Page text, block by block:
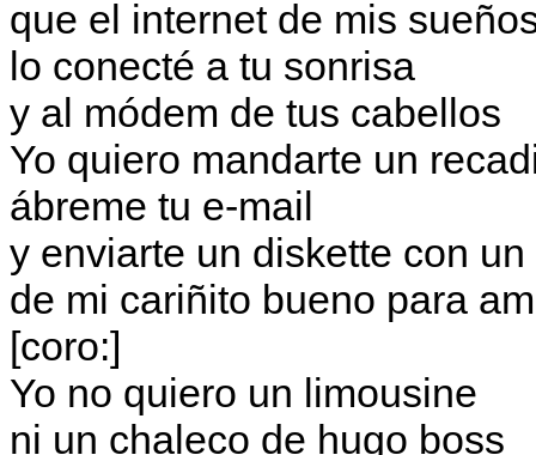
que el internet de mis
lo conecté a tu sonrisa
y al módem de tus cabellos
Yo quiero mandarte un
ábreme tu e-mail
y enviarte un diskette con
de mi cariñito bueno para
[coro:]
Yo no quiero un limousine
ni un chaleco de hugo boss